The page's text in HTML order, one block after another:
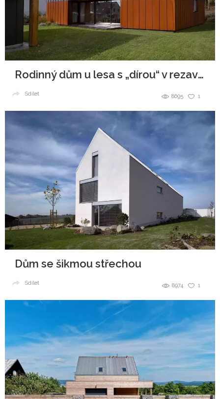
Rodinný dům u lesa s „dírou“ v rezavé fasádě
1
8695
Sdílet
Dům se šikmou střechou
1
8974
Sdílet